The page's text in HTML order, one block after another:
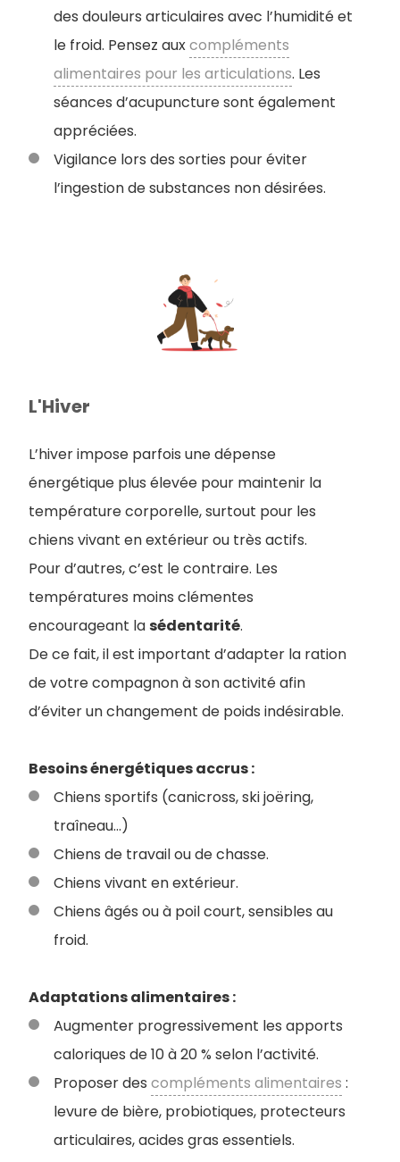
des douleurs articulaires avec l’humidité et
le froid. Pensez auxcompléments
alimentaires pour les articulations. Les
séances d’acupuncture sont également
appréciées.
Vigilance lors des sorties pour éviter
l’ingestion de substances non désirées.
L'Hiver
L’hiver impose parfois une dépense
énergétique plus élevée pour maintenir la
température corporelle, surtout pour les
chiens vivant en extérieur ou très actifs.
Pour d’autres, c’est le contraire. Les
températures moins clémentes
encourageant lasédentarité.
De ce fait, il est important d’adapter la ration
de votre compagnon à son activité afin
d’éviter un changement de poids indésirable.
Besoins énergétiques accrus :
Chiens sportifs (canicross, ski joëring,
traîneau…)
Chiens de travail ou de chasse.
Chiens vivant en extérieur.
Chiens âgés ou à poil court, sensibles au
froid.
Adaptations alimentaires :
Augmenter progressivement les apports
caloriques de 10 à 20 % selon l’activité.
Proposer des compléments alimentaires :
levure de bière, probiotiques, protecteurs
articulaires, acides gras essentiels.